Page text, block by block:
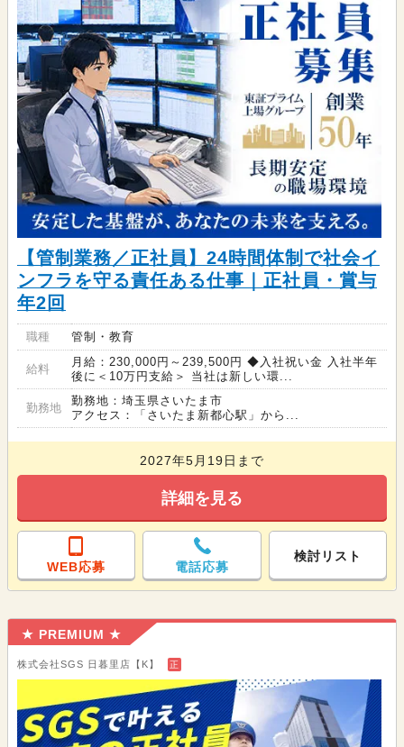
【管制業務／正社員】24時間体制で社会イ
ンフラを守る責任ある仕事｜正社員・賞与
年2回
職種 管制・教育
給料
月給：230,000円～239,500円 ◆入社祝い金 入社半年
後に＜10万円支給＞ 当社は新しい環...
勤務地
勤務地：埼玉県さいたま市
アクセス：「さいたま新都心駅」から...
2027年5月19日まで
詳細を見る
WEB応募 電話応募
検討リスト
★ PREMIUM ★
株式会社SGS 日暮里店【K】 正